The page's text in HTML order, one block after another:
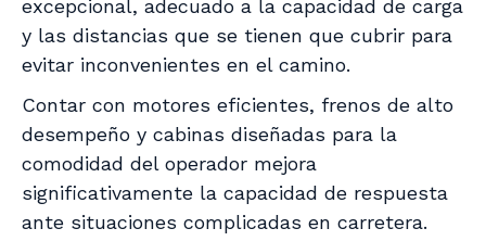
excepcional, adecuado a la capacidad de carga
y las distancias que se tienen que cubrir para
evitar inconvenientes en el camino.
Contar con motores eficientes, frenos de alto
desempeño y cabinas diseñadas para la
comodidad del operador mejora
significativamente la capacidad de respuesta
ante situaciones complicadas en carretera.